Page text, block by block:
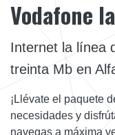
Vodafone
Internet la línea
treinta Mb en
¡Llévate el paquete
necesidades y
navegas a máxima